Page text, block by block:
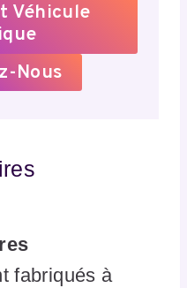
Véhicule
Nous
fabriqués à